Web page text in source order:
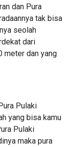
dan Pura
tak bisa
seolah
dari
meter dan yang
Pulaki
yang bisa kamu
Pulaki
maka pura